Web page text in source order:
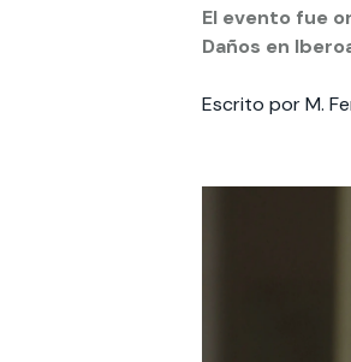
Te puede interesar:
Te puede interesar: Explora el
El evento fue
Daños en
Escrito por M.